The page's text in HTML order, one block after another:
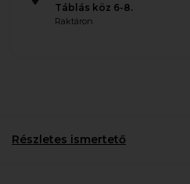
Táblás köz 6-8.
Raktáron
Részletes ismertető